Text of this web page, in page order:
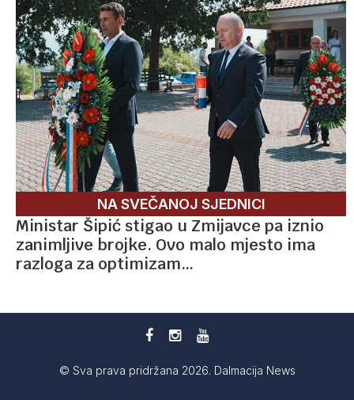
NA SVEČANOJ SJEDNICI
Ministar Šipić stigao u Zmijavce pa iznio
zanimljive brojke. Ovo malo mjesto ima
razloga za optimizam…
© Sva prava pridržana 2026. Dalmacija News